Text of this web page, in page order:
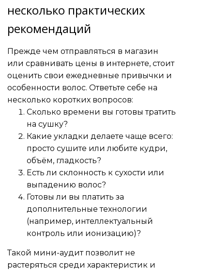
несколько практических
рекомендаций
Прежде чем отправляться в магазин
или сравнивать цены в интернете, стоит
оценить свои ежедневные привычки и
особенности волос. Ответьте себе на
несколько коротких вопросов:
Сколько времени вы готовы тратить
на сушку?
Какие укладки делаете чаще всего:
просто сушите или любите кудри,
объём, гладкость?
Есть ли склонность к сухости или
выпадению волос?
Готовы ли вы платить за
дополнительные технологии
(например, интеллектуальный
контроль или ионизацию)?
Такой мини-аудит позволит не
растеряться среди характеристик и